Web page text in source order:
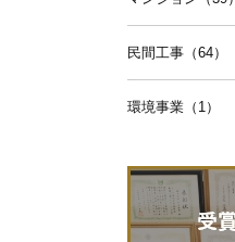
民間工事（64）
環境事業（1）